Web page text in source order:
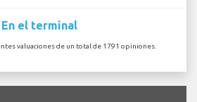
En el terminal
valuaciones de un total de 1791 opiniones.